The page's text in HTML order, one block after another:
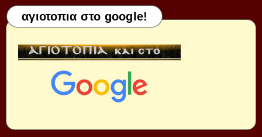
αγιοτοπια στο google!